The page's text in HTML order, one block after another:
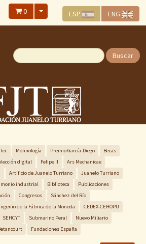
ESP ENG
0
Buscar
Molinología Premio García-Diego
Becas
digital Felipe II
Ars Mechanicae
Artificio de Juanelo Turriano
Juanelo Turriano
industrial Biblioteca
Publicaciones
Congresos
Sánchez del Río
de la Fábrica de la Moneda
CEDEX-CEHOPU
SEHCYT Submarino Peral
Nuevo Miliario
Fundaciones España